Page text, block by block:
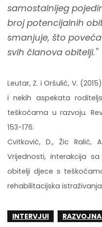
samostalnijeg
broj potencijalnih
smanjuje, što
svih članova obitelji.''
Leutar, Z. i Oršulić, V.
i nekih aspekata
teškoćama u razvoju.
153-176.
Cvitković, D., Žic Ralić,
Vrijednosti, interakcija
obitelji djece s
rehabilitacijska
INTERVJUI